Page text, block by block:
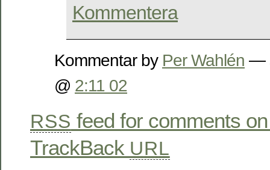
Kommentera
Kommentar by Per Wahlén —
@ 2:11 02
RSS feed for comments
TrackBack URL